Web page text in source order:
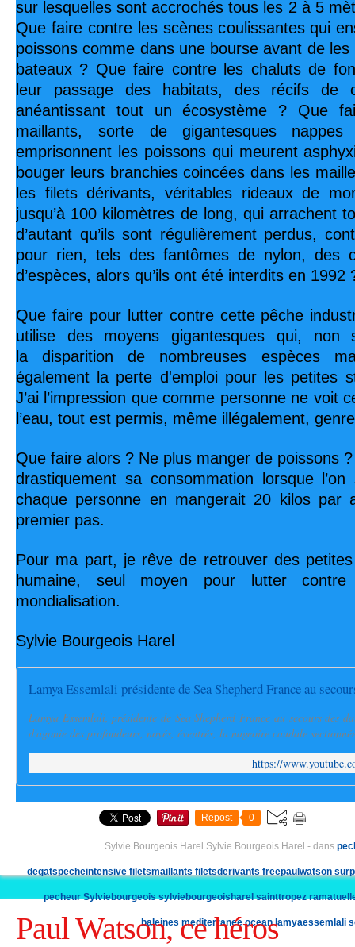
sur lesquelles sont accrochés tous les 2 à 5
Que faire contre les scènes coulissantes qui
poissons comme dans une bourse avant de
bateaux ? Que faire contre les chaluts de
leur passage des habitats, des récifs de
anéantissant tout un écosystème ? Que
maillants, sorte de gigantesques nappes
emprisonnent les poissons qui meurent
bouger leurs branchies coincées dans les
les filets dérivants, véritables rideaux de
jusqu’à 100 kilomètres de long, qui arrachent
d’autant qu’ils sont régulièrement perdus,
pour rien, tels des fantômes de nylon, des
d’espèces, alors qu’ils ont été interdits en 1992
Que faire pour lutter contre cette pêche
utilise des moyens gigantesques qui, non
la disparition de nombreuses espèces
également la perte d'emploi pour les petites
J’ai l’impression que comme personne ne voit
l’eau, tout est permis, même illégalement,
Que faire alors ? Ne plus manger de poissons
drastiquement sa consommation lorsque l’on
chaque personne en mangerait 20 kilos par
premier pas.
Pour ma part, je rêve de retrouver des
humaine, seul moyen pour lutter
mondialisation.
Sylvie Bourgeois Harel
Lamya Essemlali présidente de Sea Shepherd France au
Lamya Essemlali, présidente de Sea Shepherd France au secours des
d'agonie des profondeurs, noyés, éventrés, la nageoire caudale
https://
Repost 0
Sylvie Bourgeois Harel Sylvie Bourgeois Harel - dans
degatspecheintensive filetsmaillants filetsderivants freepaulwatson
pecheur Sylviebourgeois sylviebourgeoisharel sainttropez
baleines mediterranee ocean lamyaessemlali
Paul Watson, ce héros